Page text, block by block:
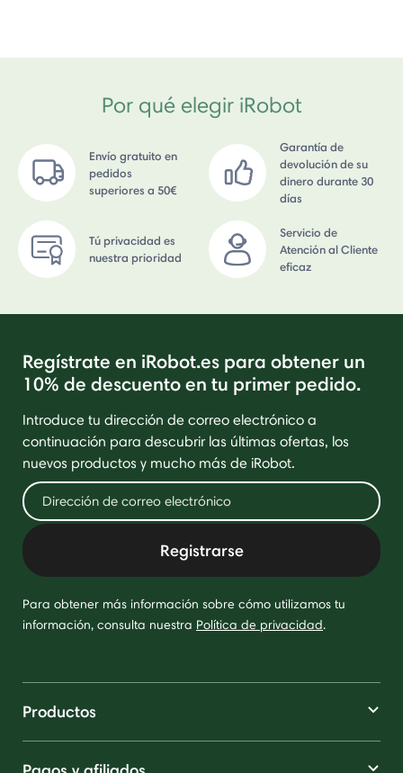
Por qué elegir iRobot
Envío gratuito en
pedidos
superiores a 50€
Garantía de
devolución de su
dinero durante 30
días
Tú privacidad es
nuestra prioridad
Servicio de
Atención al Cliente
eficaz
Regístrate en iRobot.es para obtener un
10% de descuento en tu primer pedido.
Introduce tu dirección de correo electrónico a
continuación para descubrir las últimas ofertas, los
nuevos productos y mucho más de iRobot.
Registrarse
Para obtener más información sobre cómo utilizamos tu
información, consulta nuestra Política de privacidad.
Productos